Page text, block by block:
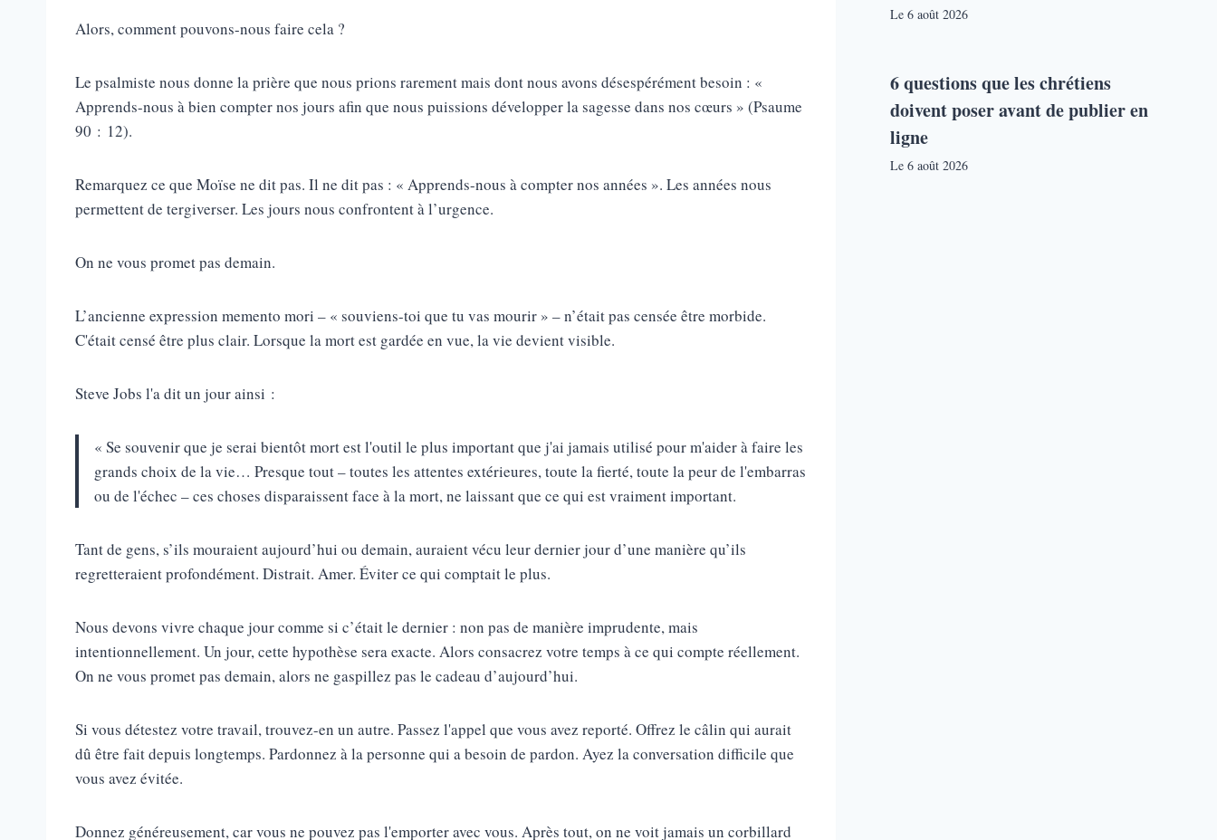
Alors, comment pouvons-nous faire cela ?
Le psalmiste nous donne la prière que nous prions rarement mais dont nous avons désespérément besoin : «
Apprends-nous à bien compter nos jours afin que nous puissions développer la sagesse dans nos cœurs » (Psaume
90 : 12).
Remarquez ce que Moïse ne dit pas. Il ne dit pas : « Apprends-nous à compter nos années ». Les années nous
permettent de tergiverser. Les jours nous confrontent à l’urgence.
On ne vous promet pas demain.
L’ancienne expression memento mori – « souviens-toi que tu vas mourir » – n’était pas censée être morbide.
C'était censé être plus clair. Lorsque la mort est gardée en vue, la vie devient visible.
Steve Jobs l'a dit un jour ainsi :
« Se souvenir que je serai bientôt mort est l'outil le plus important que j'ai jamais utilisé pour m'aider à faire les
grands choix de la vie… Presque tout – toutes les attentes extérieures, toute la fierté, toute la peur de l'embarras
ou de l'échec – ces choses disparaissent face à la mort, ne laissant que ce qui est vraiment important.
Tant de gens, s’ils mouraient aujourd’hui ou demain, auraient vécu leur dernier jour d’une manière qu’ils
regretteraient profondément. Distrait. Amer. Éviter ce qui comptait le plus.
Nous devons vivre chaque jour comme si c’était le dernier : non pas de manière imprudente, mais
intentionnellement. Un jour, cette hypothèse sera exacte. Alors consacrez votre temps à ce qui compte réellement.
On ne vous promet pas demain, alors ne gaspillez pas le cadeau d’aujourd’hui.
Si vous détestez votre travail, trouvez-en un autre. Passez l'appel que vous avez reporté. Offrez le câlin qui aurait
dû être fait depuis longtemps. Pardonnez à la personne qui a besoin de pardon. Ayez la conversation difficile que
vous avez évitée.
Donnez généreusement, car vous ne pouvez pas l'emporter avec vous. Après tout, on ne voit jamais un corbillard
Le 6 août 2026
6 questions que les chrétiens
doivent poser avant de publier en
ligne
Le 6 août 2026